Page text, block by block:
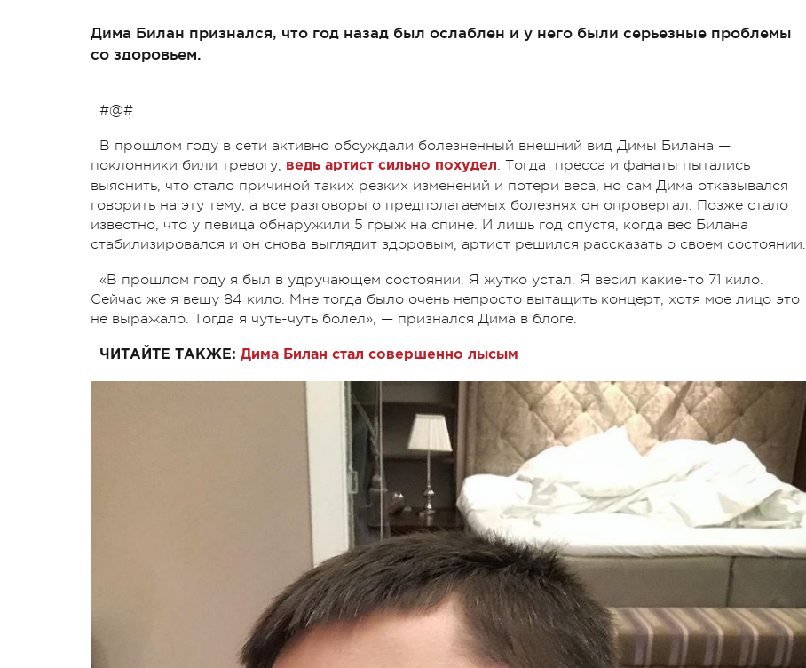
Дима Билан признался, что год назад был ослаблен и у него были серьезные проблемы
со здоровьем.
#@#
В прошлом году в сети активно обсуждали болезненный внешний вид Димы Билана —
поклонники били тревогу, ведь артист сильно похудел. Тогда пресса и фанаты пытались
выяснить, что стало причиной таких резких изменений и потери веса, но сам Дима отказывался
говорить на эту тему, а все разговоры о предполагаемых болезнях он опровергал. Позже стало
известно, что у певица обнаружили 5 грыж на спине. И лишь год спустя, когда вес Билана
стабилизировался и он снова выглядит здоровым, артист решился рассказать о своем состоянии.
«В прошлом году я был в удручающем состоянии. Я жутко устал. Я весил какие-то 71 кило.
Сейчас же я вешу 84 кило. Мне тогда было очень непросто вытащить концерт, хотя мое лицо это
не выражало. Тогда я чуть-чуть болел», — признался Дима в блоге.
ЧИТАЙТЕ ТАКЖЕ: Дима Билан стал совершенно лысым